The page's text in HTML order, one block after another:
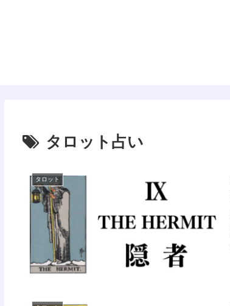
タロット占い
タロット